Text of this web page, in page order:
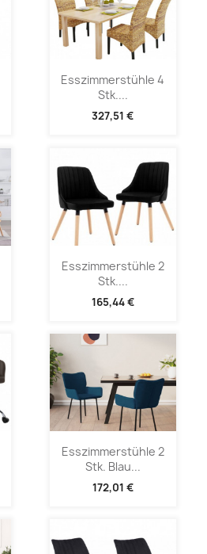
Esszimmerstühle 4
Stk....
327,51 €
Esszimmerstühle 2
Stk....
165,44 €
Esszimmerstühle 2
Stk. Blau...
172,01 €